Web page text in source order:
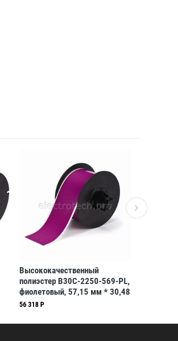
Высококачественный
полиэстер B30C-2250-569-PL,
фиолетовый, 57,15 мм * 30,48
м (BBP31/33/35/37)
56 318 Р